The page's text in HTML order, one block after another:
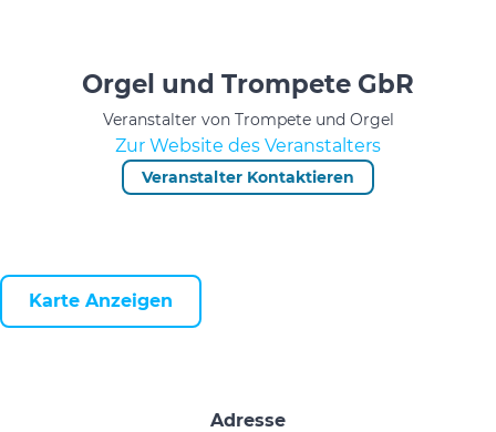
Orgel und Trompete GbR
Veranstalter von Trompete und Orgel
Zur Website des Veranstalters
Veranstalter Kontaktieren
Karte Anzeigen
Adresse